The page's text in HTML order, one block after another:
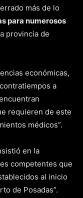
más de lo
para numerosos
provincia de
económicas,
a
requieren de este
médicos”.
en la
competentes que
al inicio
de Posadas”.